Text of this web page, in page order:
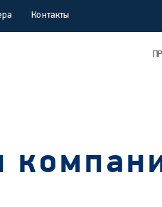
Контакты